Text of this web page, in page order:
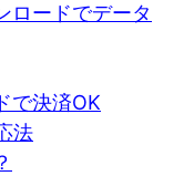
ロードでデータ
で決済OK
法